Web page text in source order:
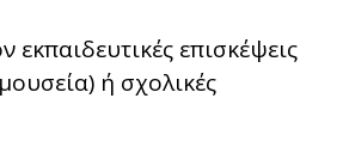
εκπαιδευτικές επισκέψεις
ή σχολικές